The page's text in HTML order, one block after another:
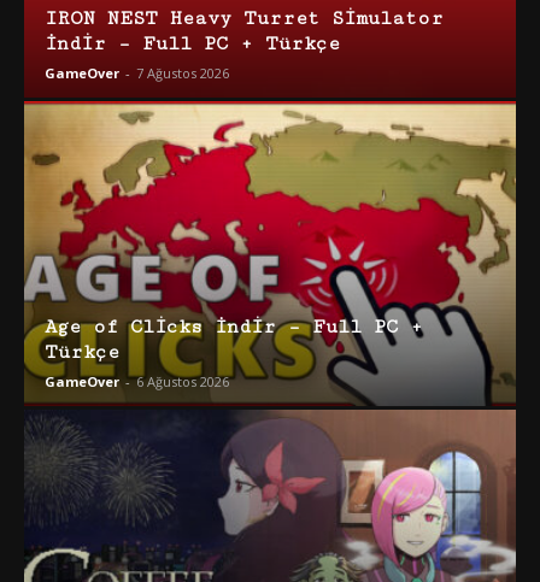
IRON NEST Heavy Turret Simulator
İndir – Full PC + Türkçe
GameOver - 7 Ağustos 2026
Age of Clicks İndir – Full PC +
Türkçe
GameOver - 6 Ağustos 2026